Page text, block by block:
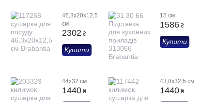
46,3х20х12,5
см
2302 ₴
Купити
15 см
1586 ₴
Купити
44х32 см
1440 ₴
43,8х32,5 см
1440 ₴